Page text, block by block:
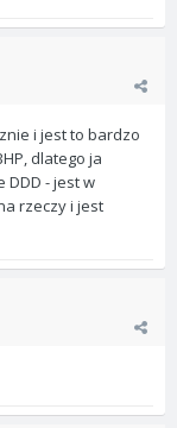
i jest to bardzo
dlatego ja
DDD - jest w
rzeczy i jest